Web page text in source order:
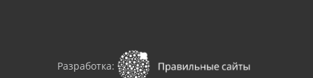
Разработка: